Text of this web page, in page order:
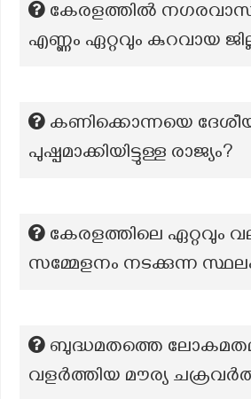
കേരളത്തിൽ
എണ്ണം ഏറ്റവും കുറവായ
കണിക്കൊന്നയെ
പുഷ്പമാക്കിയിട്ടുള്ള രാജ്യം?
കേരളത്തിലെ ഏറ്റവും
സമ്മേളനം നടക്കുന്ന
ബുദ്ധമതത്തെ
വളർത്തിയ മൗര്യ